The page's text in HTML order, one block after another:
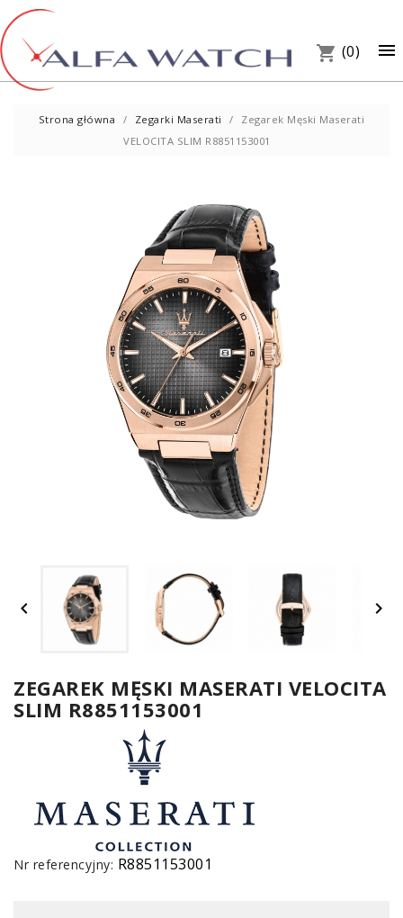

shopping_cart (0)
Strona główna Zegarki Maserati
Zegarek Męski Maserati
VELOCITA SLIM R8851153001
 
ZEGAREK MĘSKI MASERATI VELOCITA
SLIM R8851153001
Nr referencyjny: R8851153001